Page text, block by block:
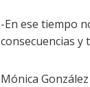
-En ese tiempo
consecuencias y
Mónica